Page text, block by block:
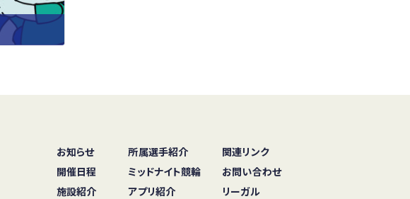
お知らせ
開催日程
施設紹介
所属選手紹介
ミッドナイト競輪
アプリ紹介
関連リンク
お問い合わせ
リーガル